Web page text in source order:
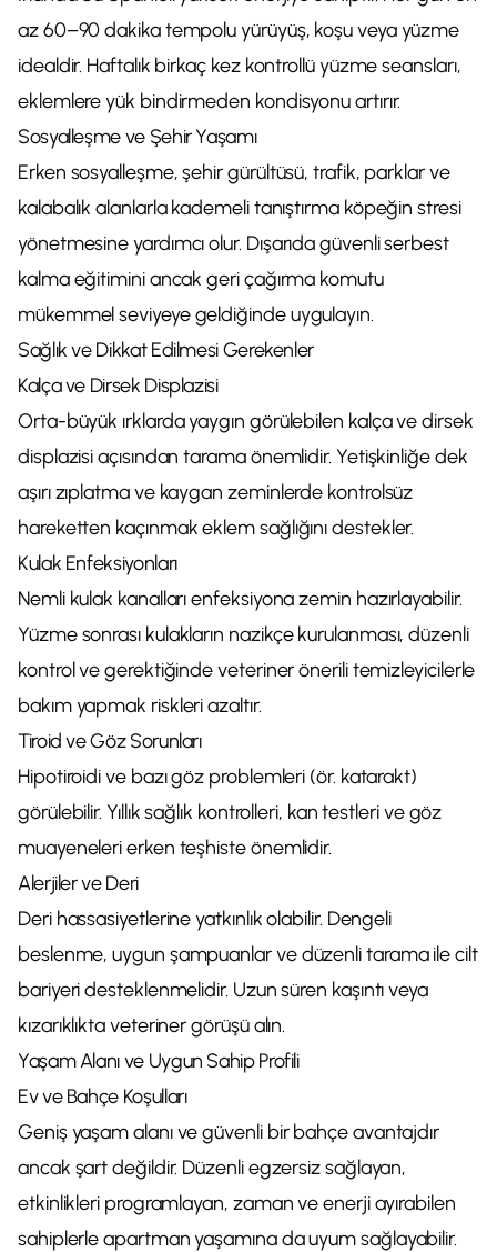
az 60–90 dakika tempolu yürüyüş, koşu veya yüzme
idealdir. Haftalık birkaç kez kontrollü yüzme seansları,
eklemlere yük bindirmeden kondisyonu artırır.
Sosyalleşme ve Şehir Yaşamı
Erken sosyalleşme, şehir gürültüsü, trafik, parklar ve
kalabalık alanlarla kademeli tanıştırma köpeğin stresi
yönetmesine yardımcı olur. Dışarıda güvenli serbest
kalma eğitimini ancak geri çağırma komutu
mükemmel seviyeye geldiğinde uygulayın.
Sağlık ve Dikkat Edilmesi Gerekenler
Kalça ve Dirsek Displazisi
Orta-büyük ırklarda yaygın görülebilen kalça ve dirsek
displazisi açısından tarama önemlidir. Yetişkinliğe dek
aşırı zıplatma ve kaygan zeminlerde kontrolsüz
hareketten kaçınmak eklem sağlığını destekler.
Kulak Enfeksiyonları
Nemli kulak kanalları enfeksiyona zemin hazırlayabilir.
Yüzme sonrası kulakların nazikçe kurulanması, düzenli
kontrol ve gerektiğinde veteriner önerili temizleyicilerle
bakım yapmak riskleri azaltır.
Tiroid ve Göz Sorunları
Hipotiroidi ve bazı göz problemleri (ör. katarakt)
görülebilir. Yıllık sağlık kontrolleri, kan testleri ve göz
muayeneleri erken teşhiste önemlidir.
Alerjiler ve Deri
Deri hassasiyetlerine yatkınlık olabilir. Dengeli
beslenme, uygun şampuanlar ve düzenli tarama ile cilt
bariyeri desteklenmelidir. Uzun süren kaşıntı veya
kızarıklıkta veteriner görüşü alın.
Yaşam Alanı ve Uygun Sahip Profili
Ev ve Bahçe Koşulları
Geniş yaşam alanı ve güvenli bir bahçe avantajdır
ancak şart değildir. Düzenli egzersiz sağlayan,
etkinlikleri programlayan, zaman ve enerji ayırabilen
sahiplerle apartman yaşamına da uyum sağlayabilir.